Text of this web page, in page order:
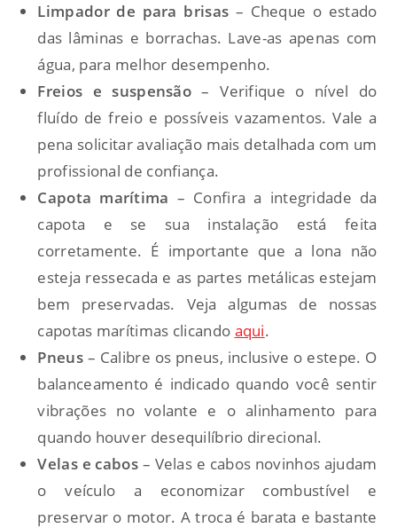
Limpador de para brisas – Cheque o estado
das lâminas e borrachas. Lave-as apenas com
água, para melhor desempenho.
Freios e suspensão– Verifique o nível do
fluído de freio e possíveis vazamentos. Vale a
pena solicitar avaliação mais detalhada com um
profissional de confiança.
Capota marítima – Confira a integridade da
capota e se sua instalação está feita
corretamente. É importante que a lona não
esteja ressecada e as partes metálicas estejam
bem preservadas. Veja algumas de nossas
capotas marítimas clicando aqui.
Pneus– Calibre os pneus, inclusive o estepe. O
balanceamento é indicado quando você sentir
vibrações no volante e o alinhamento para
quando houver desequilíbrio direcional.
Velas e cabos– Velas e cabos novinhos ajudam
o veículo a economizar combustível e
preservar o motor. A troca é barata e bastante